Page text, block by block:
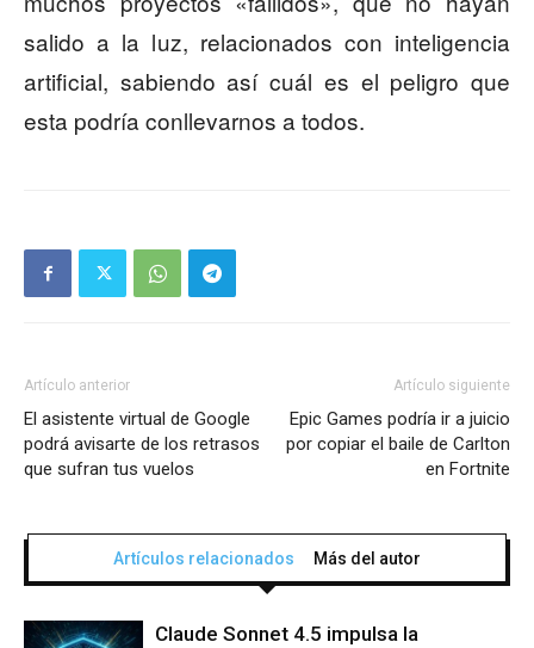
salido a la luz, relacionados con inteligencia
artificial, sabiendo así cuál es el peligro que
esta podría conllevarnos a todos.
Artículo anterior
El asistente virtual de Google
podrá avisarte de los retrasos
que sufran tus vuelos
Artículo siguiente
Epic Games podría ir a juicio
por copiar el baile de Carlton
en Fortnite
Artículos relacionados Más del autor
Claude Sonnet 4.5 impulsa la